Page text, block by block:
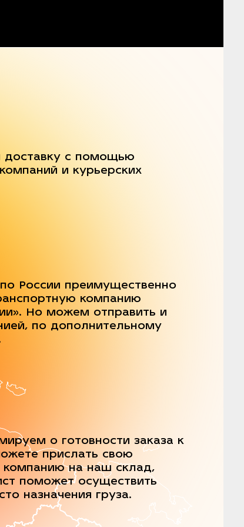
доставку с помощью
и курьерских
России преимущественно
компанию
Но можем отправить и
по дополнительному
о готовности заказа к
прислать свою
компанию на наш склад,
поможет осуществить
назначения груза.